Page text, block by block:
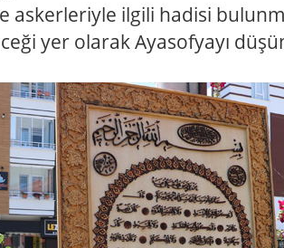
askerleriyle ilgili hadisi
yer olarak Ayasofyayı